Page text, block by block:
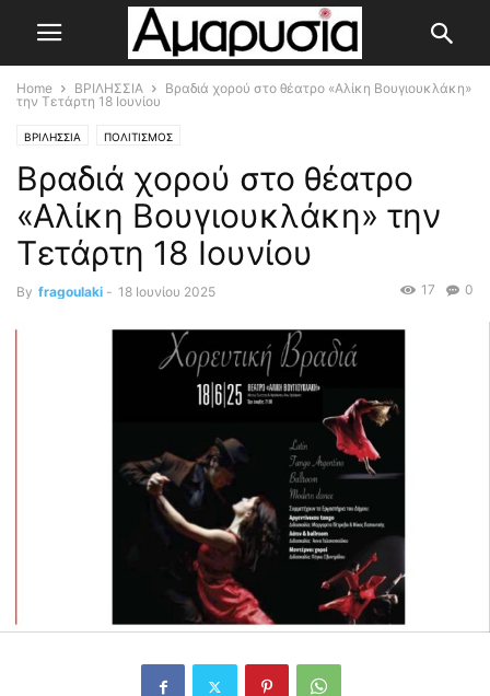
Home ΒΡΙΛΗΣΣΙΑ
Βραδιά χορού στο θέατρο «Αλίκη Βουγιουκλάκη»
την Τετάρτη 18 Ιουνίου
ΒΡΙΛΗΣΣΙΑ ΠΟΛΙΤΙΣΜΟΣ
Βραδιά χορού στο θέατρο
«Αλίκη Βουγιουκλάκη» την
Τετάρτη 18 Ιουνίου
By fragoulaki - 18 Ιουνίου 2025 0
17